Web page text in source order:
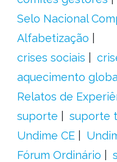
Selo Nacional
Alfabetização
crises sociais
aquecimento
Relatos de
suporte
suporte
Undime CE
Fórum Ordinário